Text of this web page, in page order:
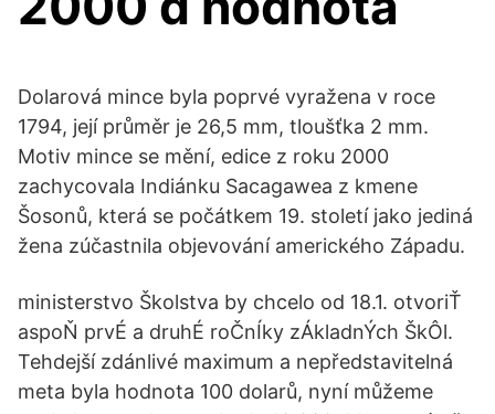
Dolarová mince byla poprvé vyražena v roce
1794, její průměr je 26,5 mm, tloušťka 2 mm.
Motiv mince se mění, edice z roku 2000
zachycovala Indiánku Sacagawea z kmene
Šosonů, která se počátkem 19. století jako jediná
žena zúčastnila objevování amerického Západu.
ministerstvo Školstva by chcelo od 18.1. otvoriŤ
aspoŇ prvÉ a druhÉ roČnÍky zÁkladnÝch ŠkÔl.
Tehdejší zdánlivé maximum a nepředstavitelná
meta byla hodnota 100 dolarů, nyní můžeme